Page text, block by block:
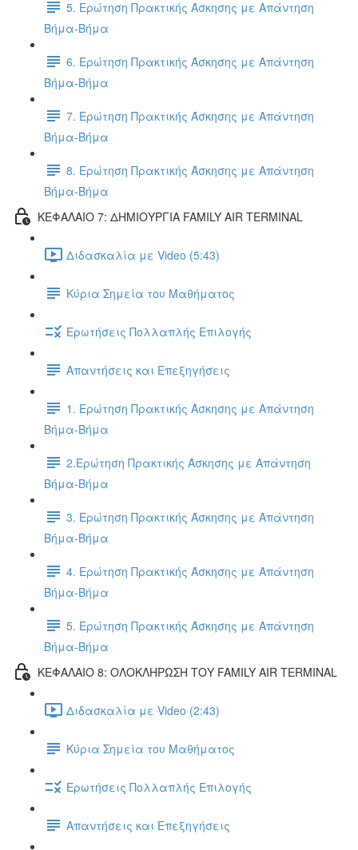
5. Ερώτηση Πρακτικής Άσκησης με Απάντηση
Βήμα-Βήμα
6. Ερώτηση Πρακτικής Άσκησης με Απάντηση
Βήμα-Βήμα
7. Ερώτηση Πρακτικής Άσκησης με Απάντηση
Βήμα-Βήμα
8. Ερώτηση Πρακτικής Άσκησης με Απάντηση
Βήμα-Βήμα
ΚΕΦΑΛΑΙΟ 7: ΔΗΜΙΟΥΡΓΙΑ FAMILY AIR TERMINAL
Διδασκαλία με Video (5:43)
Κύρια Σημεία του Μαθήματος
Ερωτήσεις Πολλαπλής Επιλογής
Απαντήσεις και Επεξηγήσεις
1. Ερώτηση Πρακτικής Άσκησης με Απάντηση
Βήμα-Βήμα
2.Ερώτηση Πρακτικής Άσκησης με Απάντηση
Βήμα-Βήμα
3. Ερώτηση Πρακτικής Άσκησης με Απάντηση
Βήμα-Βήμα
4. Ερώτηση Πρακτικής Άσκησης με Απάντηση
Βήμα-Βήμα
5. Ερώτηση Πρακτικής Άσκησης με Απάντηση
Βήμα-Βήμα
ΚΕΦΑΛΑΙΟ 8: ΟΛΟΚΛΗΡΩΣΗ ΤΟΥ FAMILY AIR TERMINAL
Διδασκαλία με Video (2:43)
Κύρια Σημεία του Μαθήματος
Ερωτήσεις Πολλαπλής Επιλογής
Απαντήσεις και Επεξηγήσεις